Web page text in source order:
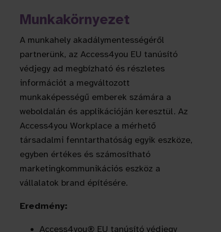
Munkakörnyezet
A munkahely akadálymentességéről
partnerünk, az Access4you EU tanúsító
védjegy ad megbízható és részletes
információt a megváltozott
munkaképességű emberek számára a
weboldalán és applikációján keresztül. Az
Access4you Workplace a mérhető
társadalmi fenntarthatóság egyik eszköze,
egyben értékes és számosítható
marketingkommunikációs eszköz a
vállalatok brand építésére.
Eredmény:
Access4you® EU tanúsító védjegy